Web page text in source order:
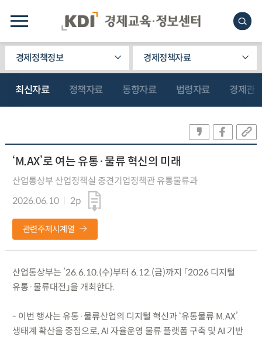
경제정책정보 경제정책자료
최신자료 정책자료 동향자료 법령자료 경제관
‘M.AX’로 여는 유통·물류 혁신의 미래
산업통상부 산업정책실 중견기업정책관 유통물류과
2026.06.10
2p
관련주제시계열
산업통상부는 ’26.6.10.(수)부터 6.12.(금)까지 「2026 디지털
유통·물류대전」을 개최한다.
- 이번 행사는 유통·물류산업의 디지털 혁신과 ‘유통물류 M.AX’
생태계 확산을 중점으로, AI 자율운영 물류 플랫폼 구축 및 AI 기반